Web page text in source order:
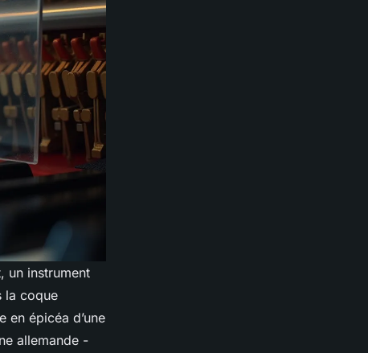
un instrument
la coque
en épicéa d’une
allemande -